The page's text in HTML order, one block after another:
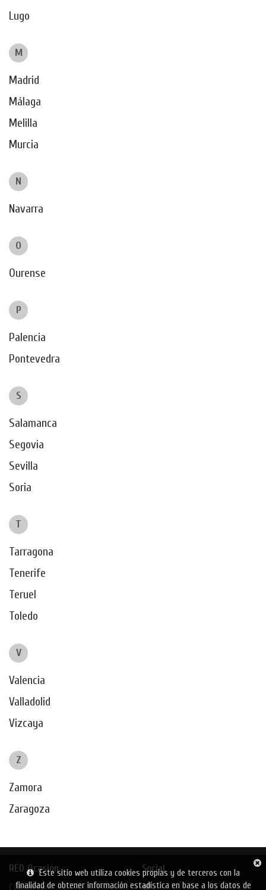
Lugo
M
Madrid
Málaga
Melilla
Murcia
N
Navarra
O
Ourense
P
Palencia
Pontevedra
S
Salamanca
Segovia
Sevilla
Soria
T
Tarragona
Tenerife
Teruel
Toledo
V
Valencia
Valladolid
Vizcaya
Z
Zamora
Zaragoza
RED Ocasión
Contactar
Social
Este sitio web utiliza cookies propias y de terceros con la
finalidad de obtener información estadística en base a los datos de